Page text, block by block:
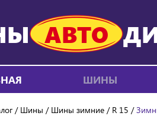
АВТО
ШИНЫ
Шины Шины зимние R 15